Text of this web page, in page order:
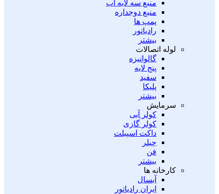
منبع سه لایه آب
منبع دوجداره
پمپ ها
رادیاتور
بیشتر
لوله اتصالات
گالوانیزه
پنج لایه
سفید
پلیکا
بیشتر
سرمایش
کولر آبی
کولر گازی
داکت اسپیلت
چیلر
فن
بیشتر
کارخانه ها
آبسال
ایران رادیاتور